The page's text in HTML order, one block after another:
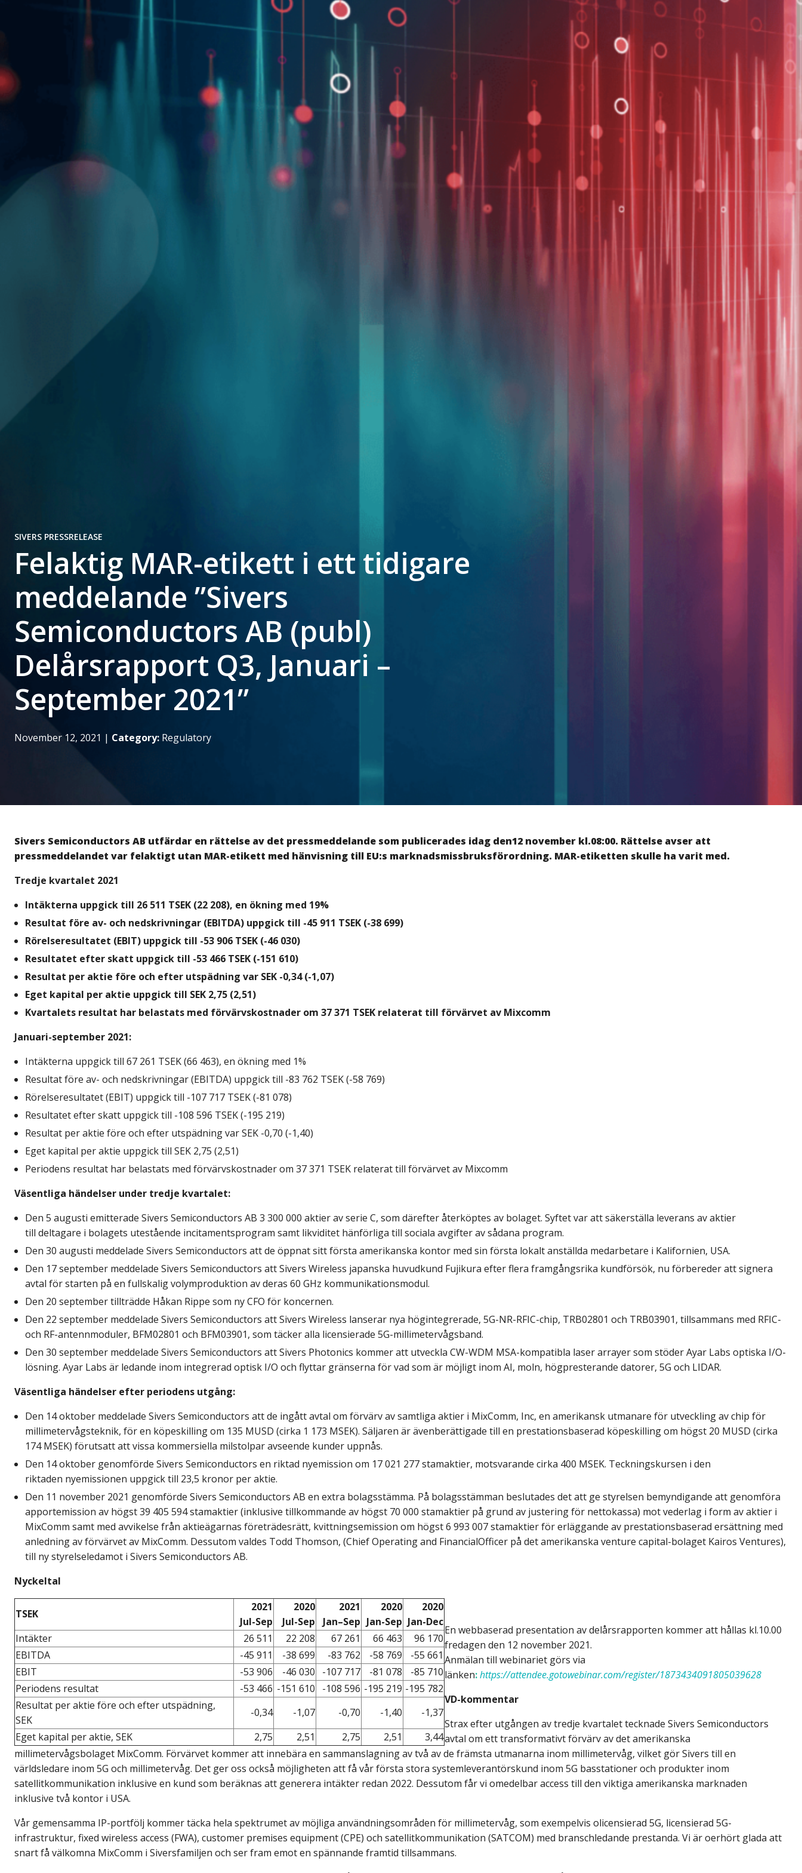
SIVERS PRESSRELEASE
Felaktig MAR-etikett i ett tidigare
meddelande ”Sivers
Semiconductors AB (publ)
Delårsrapport Q3, Januari –
September 2021”
November 12, 2021 | Category: Regulatory
Sivers Semiconductors AB utfärdar en rättelse av det pressmeddelande som publicerades idag den12 november kl.08:00. Rättelse avser att
pressmeddelandet var felaktigt utan MAR-etikett med hänvisning till EU:s marknadsmissbruksförordning. MAR-etiketten skulle ha varit med.
Tredje kvartalet 2021
Intäkterna uppgick till 26 511 TSEK (22 208), en ökning med 19%
Resultat före av- och nedskrivningar (EBITDA) uppgick till -45 911 TSEK (-38 699)
Rörelseresultatet (EBIT) uppgick till -53 906 TSEK (-46 030)
Resultatet efter skatt uppgick till -53 466 TSEK (-151 610)
Resultat per aktie före och efter utspädning var SEK -0,34 (-1,07)
Eget kapital per aktie uppgick till SEK 2,75 (2,51)
Kvartalets resultat har belastats med förvärvskostnader om 37 371 TSEK relaterat till förvärvet av Mixcomm
Januari-september 2021:
Intäkterna uppgick till 67 261 TSEK (66 463), en ökning med 1%
Resultat före av- och nedskrivningar (EBITDA) uppgick till -83 762 TSEK (-58 769)
Rörelseresultatet (EBIT) uppgick till -107 717 TSEK (-81 078)
Resultatet efter skatt uppgick till -108 596 TSEK (-195 219)
Resultat per aktie före och efter utspädning var SEK -0,70 (-1,40)
Eget kapital per aktie uppgick till SEK 2,75 (2,51)
Periodens resultat har belastats med förvärvskostnaderom 37 371 TSEK relaterat till förvärvet av Mixcomm
Väsentliga händelser under tredje kvartalet:
Den 5 augusti emitterade Sivers Semiconductors AB 3 300 000 aktier av serie C, som därefter återköptes av bolaget. Syftet var att säkerställa leverans av aktier
till deltagare i bolagets utestående incitamentsprogram samt likviditet hänförliga till sociala avgifter av sådana program.
Den 30 augusti meddelade Sivers Semiconductors att de öppnat sitt första amerikanska kontor med sin första lokaltanställda medarbetare i Kalifornien, USA.
Den 17 september meddelade Sivers Semiconductors attSivers Wireless japanska huvudkund Fujikura efter flera framgångsrika kundförsök, nu förbereder att signera
avtal för starten på en fullskalig volymproduktion av deras 60 GHz kommunikationsmodul.
Den 20 september tillträdde Håkan Rippe som ny CFO för koncernen.
Den 22 september meddelade Sivers Semiconductors att Sivers Wireless lanserar nya högintegrerade, 5G-NR-RFIC-chip, TRB02801 och TRB03901, tillsammans med RFIC-
och RF-antennmoduler, BFM02801 och BFM03901, som täcker alla licensierade 5G-millimetervågsband.
Den 30 september meddelade Sivers Semiconductors att Sivers Photonics kommer att utveckla CW-WDM MSA-kompatibla laser arrayer som stöder Ayar Labs optiska I/O-
lösning. Ayar Labs är ledande inom integrerad optisk I/O och flyttar gränserna för vad som är möjligt inom AI, moln, högpresterande datorer, 5G och LIDAR.
Väsentliga händelser efter periodens utgång:
Den 14 oktober meddelade Sivers Semiconductors att de ingått avtal om förvärv av samtliga aktier i MixComm, Inc, en amerikansk utmanare för utvecklingav chip för
millimetervågsteknik, för en köpeskillingom 135 MUSD (cirka 1 173 MSEK). Säljaren är ävenberättigade till en prestationsbaserad köpeskilling om högst 20 MUSD (cirka
174 MSEK) förutsatt att vissa kommersiella milstolpar avseende kunder uppnås.
Den 14 oktober genomförde Sivers Semiconductors en riktad nyemission om 17 021 277 stamaktier, motsvarande cirka 400 MSEK. Teckningskursen i den
riktaden nyemissionen uppgick till 23,5 kronor per aktie.
Den 11 november 2021 genomförde Sivers Semiconductors AB en extra bolagsstämma. På bolagsstämman beslutades det att ge styrelsen bemyndigande att genomföra
apportemission av högst 39 405 594 stamaktier (inklusive tillkommande av högst 70 000 stamaktier på grund av justering för nettokassa) mot vederlag i form av aktier i
MixComm samt med avvikelse från aktieägarnas företrädesrätt, kvittningsemission om högst 6 993 007 stamaktierför erläggande av prestationsbaserad ersättning med
anledning av förvärvet av MixComm. Dessutom valdes Todd Thomson, (Chief Operating and FinancialOfficer på det amerikanska venture capital-bolaget Kairos Ventures),
till ny styrelseledamot i Sivers Semiconductors AB.
Nyckeltal
TSEK
2021
Jul-Sep
2020
Jul-Sep
2021
Jan–Sep
2020
Jan-Sep
2020
Jan-Dec
Intäkter
26 511 22 208 67 261 66 463
96 170
EBITDA
-45 911 -38 699 -83 762 -58 769
-55 661
EBIT
-53 906 -46 030 -107 717 -81 078
-85 710
Periodens resultat
-53 466 -151 610 -108 596 -195 219 -195 782
Resultat per aktie före och efter utspädning,
SEK
-0,34 -1,07 -0,70 -1,40
-1,37
Eget kapital per aktie, SEK
2,75 2,51 2,75 2,51 3,44
En webbaserad presentation av delårsrapporten kommer att hållas kl.10.00
fredagen den 12 november 2021.
Anmälan till webinariet görs via
länken:https://attendee.gotowebinar.com/register/1873434091805039628
VD-kommentar
Strax efter utgången av tredje kvartalet tecknade Sivers Semiconductors
avtal om ett transformativt förvärv av det amerikanska
millimetervågsbolaget MixComm. Förvärvet kommer att innebära en sammanslagning av två av de främsta utmanarna inom millimetervåg, vilket gör Sivers till en
världsledare inom 5G och millimetervåg. Det ger oss också möjligheten att få vår första stora systemleverantörskund inom 5G basstationer och produkter inom
satellitkommunikation inklusive en kund som beräknas att generera intäkter redan 2022. Dessutom får vi omedelbar access till den viktiga amerikanska marknaden
inklusive två kontor i USA.
Vår gemensamma IP-portfölj kommer täcka hela spektrumet av möjliga användningsområden för millimetervåg, som exempelvis olicensierad 5G, licensierad 5G-
infrastruktur, fixed wireless access (FWA), customer premises equipment (CPE) och satellitkommunikation (SATCOM) med branschledande prestanda. Vi är oerhört glada att
snart få välkomna MixComm i Siversfamiljen och ser fram emot en spännande framtid tillsammans.